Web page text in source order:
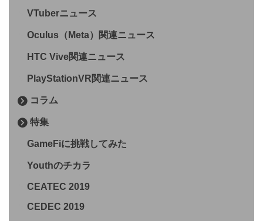
VTuberニュース
Oculus（Meta）関連ニュース
HTC Vive関連ニュース
PlayStationVR関連ニュース
コラム
特集
GameFiに挑戦してみた
Youthのチカラ
CEATEC 2019
CEDEC 2019